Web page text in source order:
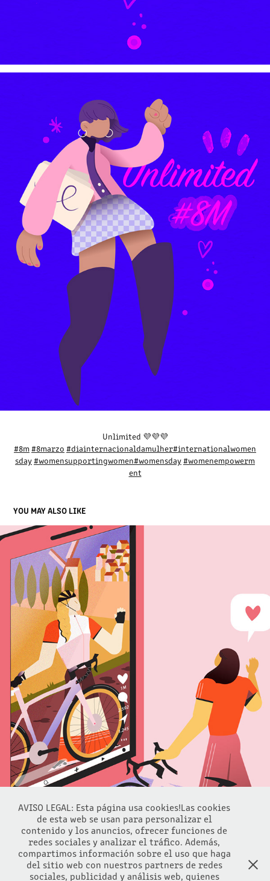
Unlimited 💜💜💜
#8m #8marzo #diainternacionaldamulher#internationalwomen
sday#womensupportingwomen#womensday#womenempowerm
ent
YOU MAY ALSO LIKE
INSPIRING RIDERS
2023
AVISO LEGAL: Esta página usa cookies!Las cookies
de esta web se usan para personalizar el
contenido y los anuncios, ofrecer funciones de
redes sociales y analizar el tráfico. Además,
compartimos información sobre el uso que haga
del sitio web con nuestros partners de redes
sociales, publicidad y análisis web, quienes